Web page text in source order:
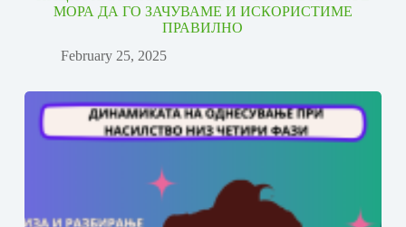
МОРА ДА ГО ЗАЧУВАМЕ И ИСКОРИСТИМЕ
ПРАВИЛНО
February 25, 2025